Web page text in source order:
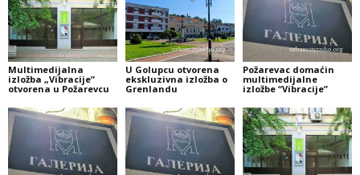
Multimedijalna
izložba „Vibracije”
otvorena u Požarevcu
U Golupcu otvorena
ekskluzivna izložba o
Grenlandu
Požarevac domaćin
multimedijalne
izložbe “Vibracije”